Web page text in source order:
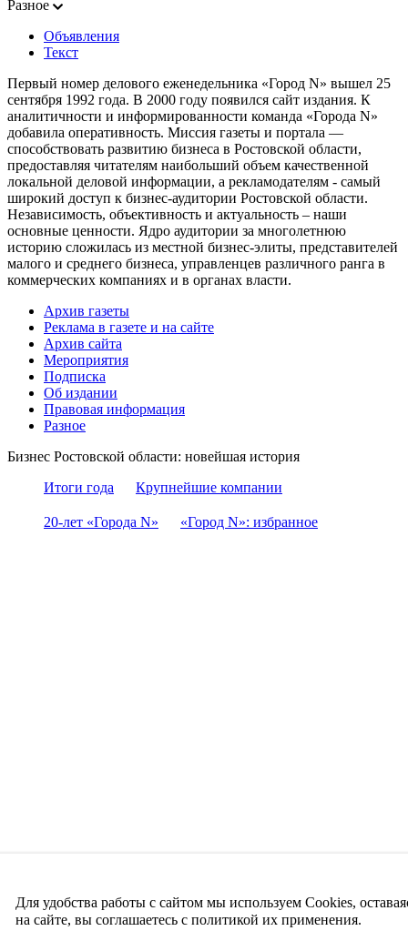
Разное
Объявления
Текст
Первый номер делового еженедельника «Город N» вышел 25
сентября 1992 года. В 2000 году появился сайт издания. К
аналитичности и информированности команда «Города N»
добавила оперативность. Миссия газеты и портала —
способствовать развитию бизнеса в Ростовской области,
предоставляя читателям наибольший объем качественной
локальной деловой информации, а рекламодателям - самый
широкий доступ к бизнес-аудитории Ростовской области.
Независимость, объективность и актуальность – наши
основные ценности. Ядро аудитории за многолетнюю
историю сложилась из местной бизнес-элиты, представителей
малого и среднего бизнеса, управленцев различного ранга в
коммерческих компаниях и в органах власти.
Архив газеты
Реклама в газете и на сайте
Архив сайта
Мероприятия
Подписка
Об издании
Правовая информация
Разное
Бизнес Ростовской области: новейшая история
Итоги года
Крупнейшие компании
20-лет «Города N» «Город N»: избранное
Для удобства работы с сайтом мы используем Cookies,
на сайте, вы соглашаетесь с политикой их применения.